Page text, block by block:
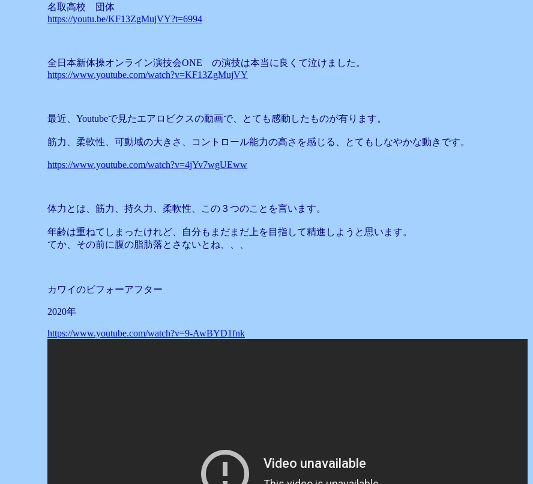
名取高校 団体
https://youtu.be/KF13ZgMujVY?t=6994
全日本新体操オンライン演技会ONE の演技は本当に良くて泣けました。
https://www.youtube.com/watch?v=KF13ZgMujVY
最近、Youtubeで見たエアロビクスの動画で、とても感動したものが有ります。
筋力、柔軟性、可動域の大きさ、コントロール能力の高さを感じる、とてもしなやかな動きです。
https://www.youtube.com/watch?v=4jYv7wgUEww
体力とは、筋力、持久力、柔軟性、この３つのことを言います。
年齢は重ねてしまったけれど、自分もまだまだ上を目指して精進しようと思います。
てか、その前に腹の脂肪落とさないとね、、、
カワイのビフォーアフター
2020年
https://www.youtube.com/watch?v=9-AwBYD1fnk